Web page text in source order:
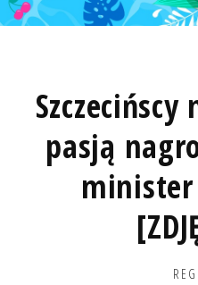
Szczecińscy
pasją